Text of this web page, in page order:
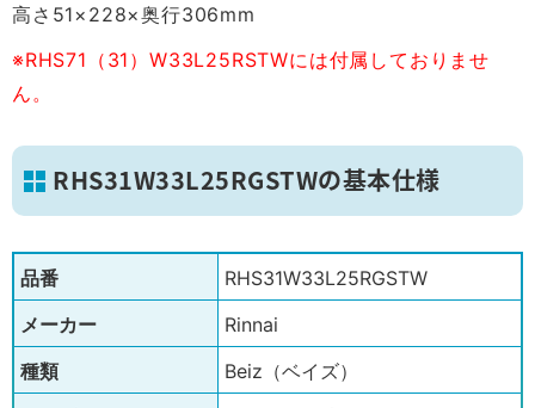
高さ51×228×奥行306mm
※RHS71（31）W33L25RSTWには付属しておりませ
ん。
RHS31W33L25RGSTWの基本仕様
品番
RHS31W33L25RGSTW
メーカー
Rinnai
種類
Beiz（ベイズ）